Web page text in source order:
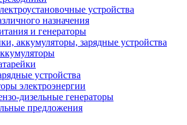
устройства
назначения
и генераторы
аккумуляторы, зарядные устройства
устройства
электроэнергии
дизельные генераторы
предложения